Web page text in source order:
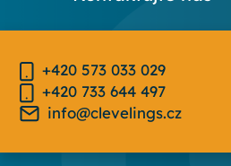
+420 573 033 029
+420 733 644 497
info@clevelings.cz